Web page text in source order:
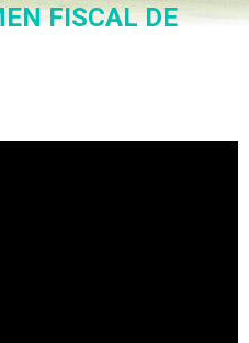
FISCAL DE